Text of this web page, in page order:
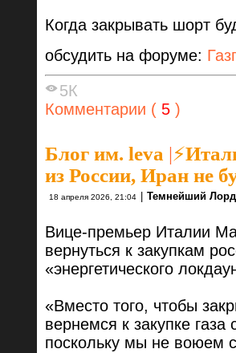
Когда закрывать шорт
обсудить на форуме:
5К
Комментарии ( 5 )
Блог им. leva |
из России, Иран не
18 апреля 2026, 21:04 Темнейший Лорд
Вице-премьер Италии
вернуться к закупкам
«энергетического
«Вместо того, чтобы
вернемся к закупке
поскольку мы не воюем